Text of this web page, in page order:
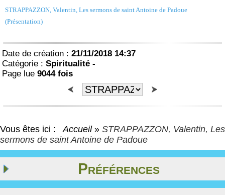
STRAPPAZZON, Valentin, Les sermons de saint Antoine de Padoue
(Présentation)
Date de création : 21/11/2018 14:37
Catégorie : Spiritualité -
Page lue 9044 fois
Vous êtes ici : Accueil » STRAPPAZZON, Valentin, Les
sermons de saint Antoine de Padoue
Préférences